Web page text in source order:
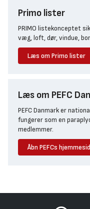
Primo lister
PRIMO listekonceptet
væg, loft, dør, vindue,
Læs om Primo lister
Læs om PEFC
PEFC Danmark er
fungerer som en
medlemmer.
Åbn PEFCs